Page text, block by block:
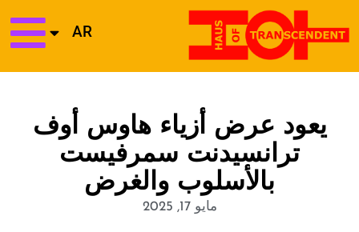
AR
يعود عرض أزياء هاوس أوف
ترانسيدنت سمرفيست
بالأسلوب والغرض
مايو 17, 2025